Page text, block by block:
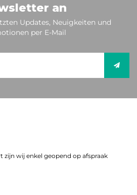
an
Updates, Neuigkeiten und
per E-Mail
zijn wij enkel geopend op afspraak